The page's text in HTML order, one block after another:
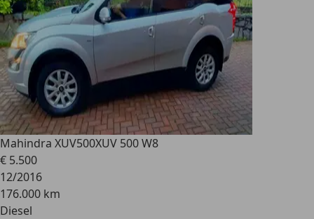
Mahindra XUV500XUV 500 W8
€ 5.500
12/2016
176.000 km
Diesel